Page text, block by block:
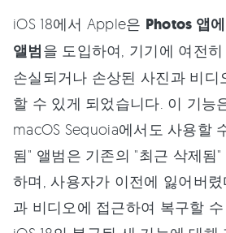
iOS 18에서 Apple은 Photos 앱
앨범을 도입하여, 기기에 여전
손실되거나 손상된 사진과 비디
할 수 있게 되었습니다. 이 기능
macOS Sequoia에서도 사용할
됨" 앨범은 기존의 "최근 삭제됨
하며, 사용자가 이전에 잃어버
과 비디오에 접근하여 복구할